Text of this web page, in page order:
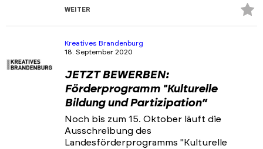
WEITER
Kreatives Brandenburg
18. September 2020
JETZT BEWERBEN:
Förderprogramm "Kulturelle
Bildung und Partizipation“
Noch bis zum 15. Oktober läuft die
Ausschreibung des
Landesförderprogramms "Kulturelle